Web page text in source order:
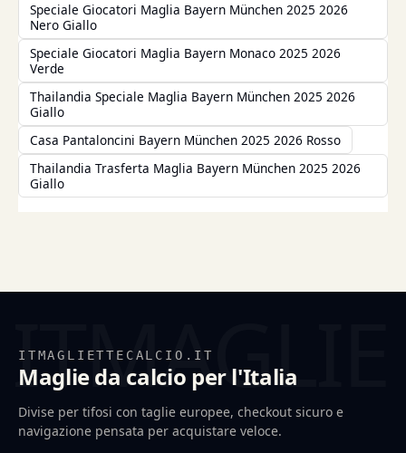
Speciale Giocatori Maglia Bayern München 2025 2026
Nero Giallo
Speciale Giocatori Maglia Bayern Monaco 2025 2026
Verde
Thailandia Speciale Maglia Bayern München 2025 2026
Giallo
Casa Pantaloncini Bayern München 2025 2026 Rosso
Thailandia Trasferta Maglia Bayern München 2025 2026
Giallo
ITMAGLIETTECALCIO.IT
Maglie da calcio per l'Italia
Divise per tifosi con taglie europee, checkout sicuro e
navigazione pensata per acquistare veloce.